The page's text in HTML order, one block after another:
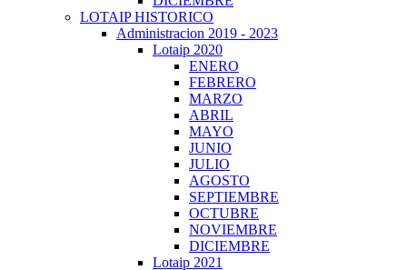
LOTAIP HISTORICO
Administracion 2019 - 2023
Lotaip 2020
ENERO
FEBRERO
MARZO
ABRIL
MAYO
JUNIO
JULIO
AGOSTO
SEPTIEMBRE
OCTUBRE
NOVIEMBRE
DICIEMBRE
Lotaip 2021